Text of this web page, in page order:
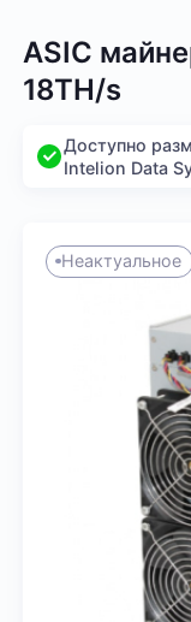
ASIC
18TH/s
Доступно
Intelion Data
Неактуальное